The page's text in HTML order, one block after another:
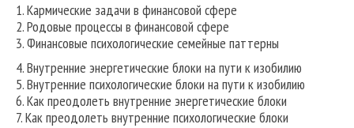
1. Кармические задачи в финансовой сфере
2. Родовые процессы в финансовой сфере
3. Финансовые психологические семейные паттерны
4. Внутренние энергетические блоки на пути к изобилию
5. Внутренние психологические блоки на пути к изобилию
6. Как преодолеть внутренние энергетические блоки
7. Как преодолеть внутренние психологические блоки